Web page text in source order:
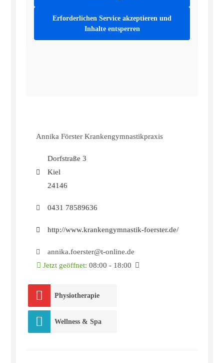
Erforderlichen Service akzeptieren und
Inhalte entsperren
Annika Förster Krankengymnastikpraxis
Dorfstraße 3
Kiel
24146
0431 78589636
http://www.krankengymnastik-foerster.de/
annika.foerster@t-online.de
Jetzt geöffnet: 08:00 - 18:00
Physiotherapie
Wellness & Spa